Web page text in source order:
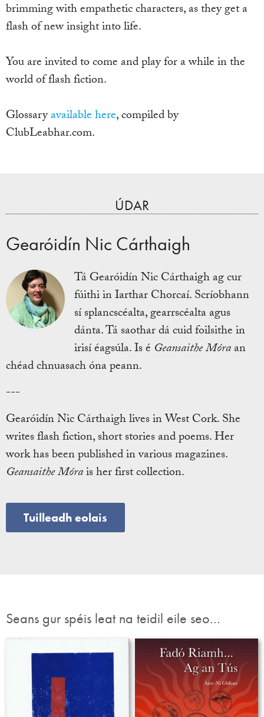
brimming with empathetic characters, as they get a
flash of new insight into life.
You are invited to come and play for a while in the
world of flash fiction.
Glossaryavailable here, compiled by
ClubLeabhar.com.
ÚDAR
Gearóidín Nic Cárthaigh
Tá Gearóidín Nic Cárthaigh ag cur
fúithi in Iarthar Chorcaí. Scríobhann
sí splancscéalta, gearrscéalta agus
dánta. Tá saothar dá cuid foilsithe in
irisí éagsúla. Is é Geansaithe Móraan
chéad chnuasach óna peann.
---
Gearóidín Nic Cárthaigh lives in West Cork. She
writes flash fiction, short stories and poems. Her
work has been published in various magazines.
Geansaithe Mórais her first collection.
Tuilleadh eolais
Seans gur spéis leat na teidil eile seo…